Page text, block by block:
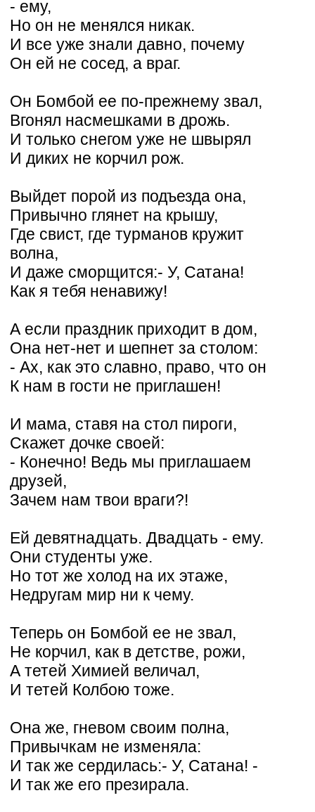
- ему,
Но он не менялся никак.
И все уже знали давно, почему
Он ей не сосед, а враг.
Он Бомбой ее по-прежнему звал,
Вгонял насмешками в дрожь.
И только снегом уже не швырял
И диких не корчил рож.
Выйдет порой из подъезда она,
Привычно глянет на крышу,
Где свист, где турманов кружит
волна,
И даже сморщится:- У, Сатана!
Как я тебя ненавижу!
А если праздник приходит в дом,
Она нет-нет и шепнет за столом:
- Ах, как это славно, право, что он
К нам в гости не приглашен!
И мама, ставя на стол пироги,
Скажет дочке своей:
- Конечно! Ведь мы приглашаем
друзей,
Зачем нам твои враги?!
Ей девятнадцать. Двадцать - ему.
Они студенты уже.
Но тот же холод на их этаже,
Недругам мир ни к чему.
Теперь он Бомбой ее не звал,
Не корчил, как в детстве, рожи,
А тетей Химией величал,
И тетей Колбою тоже.
Она же, гневом своим полна,
Привычкам не изменяла:
И так же сердилась:- У, Сатана! -
И так же его презирала.